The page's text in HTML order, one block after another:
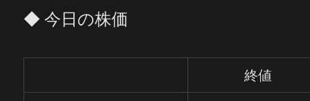
◆ 今日の株価
終値